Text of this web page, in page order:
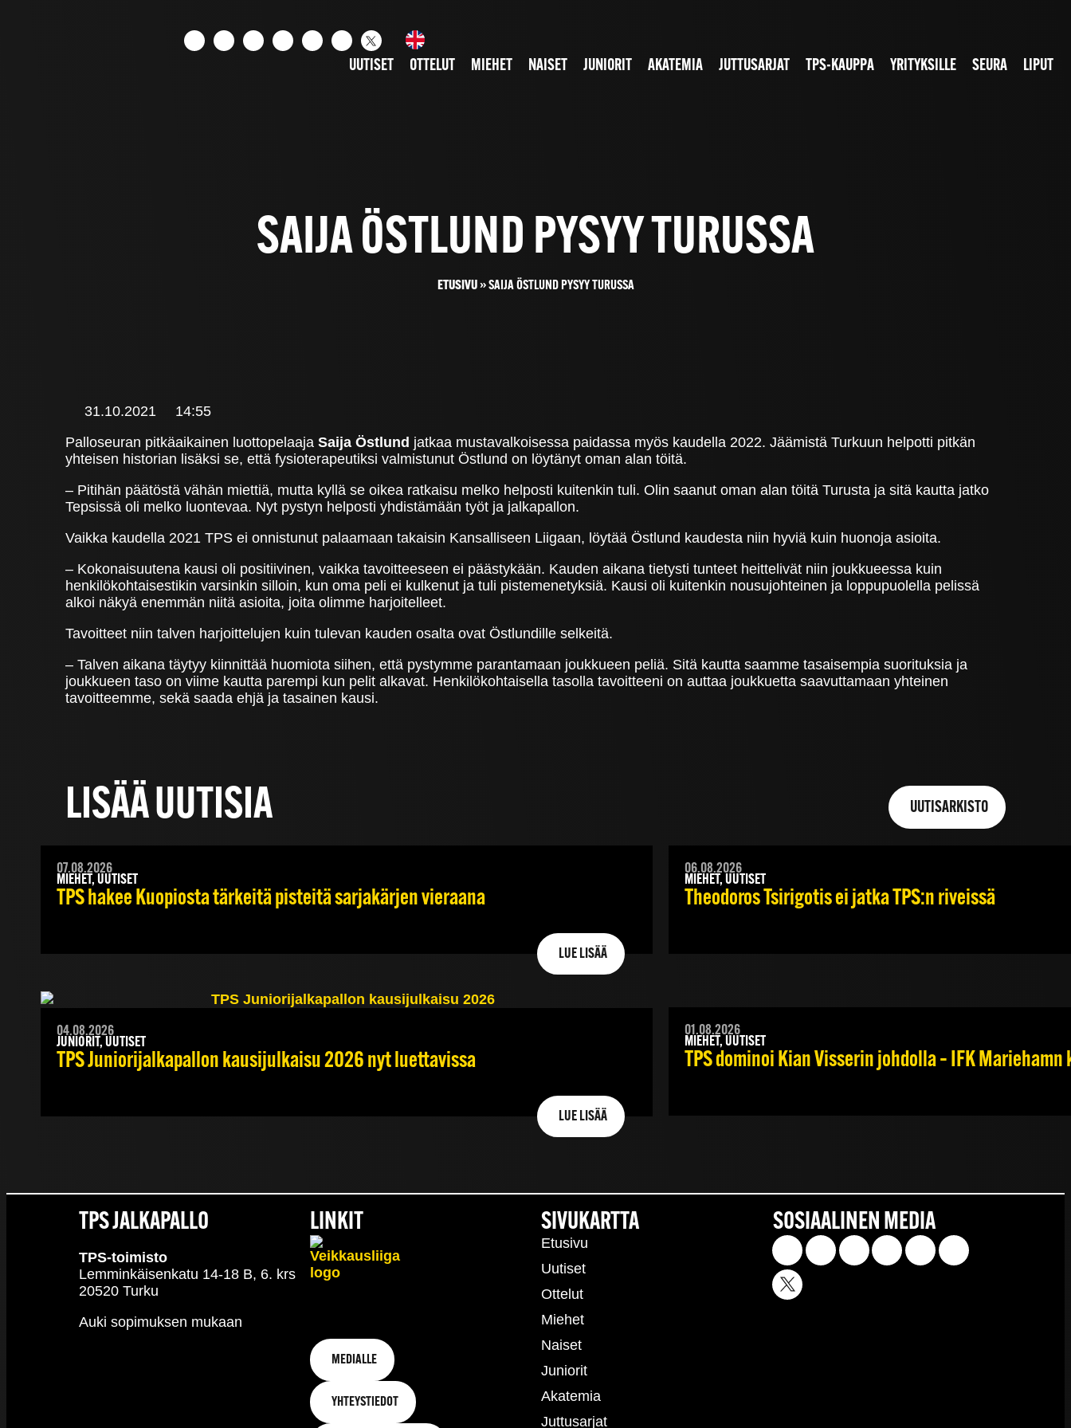
UUTISET OTTELUT MIEHET NAISET JUNIORIT AKATEMIA JUTTUSARJAT TPS-KAUPPA YRITYKSILLE SEURA LIPUT
SAIJA ÖSTLUND PYSYY TURUSSA
ETUSIVU»SAIJA ÖSTLUND PYSYY TURUSSA
31.10.2021
14:55
Palloseuran pitkäaikainen luottopelaajaSaija Östlund jatkaa mustavalkoisessa paidassa myös kaudella 2022. Jäämistä Turkuun helpotti pitkän
yhteisen historian lisäksi se, että fysioterapeutiksi valmistunut Östlund on löytänyt oman alan töitä.
– Pitihän päätöstä vähän miettiä, mutta kyllä se oikea ratkaisu melko helposti kuitenkin tuli. Olin saanut oman alan töitä Turusta ja sitä kautta jatko
Tepsissä oli melko luontevaa. Nyt pystyn helposti yhdistämään työt ja jalkapallon.
Vaikka kaudella 2021 TPS ei onnistunut palaamaan takaisin Kansalliseen Liigaan, löytää Östlund kaudesta niin hyviä kuin huonoja asioita.
– Kokonaisuutena kausi oli positiivinen, vaikka tavoitteeseen ei päästykään. Kauden aikana tietysti tunteet heittelivät niin joukkueessa kuin
henkilökohtaisestikin varsinkin silloin, kun oma peli ei kulkenut ja tuli pistemenetyksiä. Kausi oli kuitenkin nousujohteinen ja loppupuolella pelissä
alkoi näkyä enemmän niitä asioita, joita olimme harjoitelleet.
Tavoitteet niin talven harjoittelujen kuin tulevan kauden osalta ovat Östlundille selkeitä.
– Talven aikana täytyy kiinnittää huomiota siihen, että pystymme parantamaan joukkueen peliä. Sitä kautta saamme tasaisempia suorituksia ja
joukkueen taso on viime kautta parempi kun pelit alkavat. Henkilökohtaisella tasolla tavoitteeni on auttaa joukkuetta saavuttamaan yhteinen
tavoitteemme, sekä saada ehjä ja tasainen kausi.
LISÄÄ UUTISIA UUTISARKISTO
07.08.2026
MIEHET, UUTISET
TPS hakee Kuopiosta tärkeitä pisteitä sarjakärjen vieraana
LUE LISÄÄ
06.08.2026
MIEHET, UUTISET
Theodoros Tsirigotis ei jatka TPS:n riveissä
04.08.2026
JUNIORIT, UUTISET
TPS Juniorijalkapallon kausijulkaisu 2026 nyt luettavissa
LUE LISÄÄ
01.08.2026
MIEHET, UUTISET
TPS dominoi Kian Visserin johdolla – IFK Mariehamn
TPS JALKAPALLO
TPS-toimisto
Lemminkäisenkatu 14-18 B, 6. krs
20520 Turku
Auki sopimuksen mukaan
LINKIT
MEDIALLE
YHTEYSTIEDOT
SIVUKARTTA
Etusivu
Uutiset
Ottelut
Miehet
Naiset
Juniorit
Akatemia
Juttusarjat
SOSIAALINEN MEDIA